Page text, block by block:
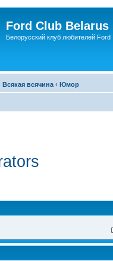
Ford Club Belarus
Белорусский клуб любителей Ford
Всякая всячина ‹ Юмор